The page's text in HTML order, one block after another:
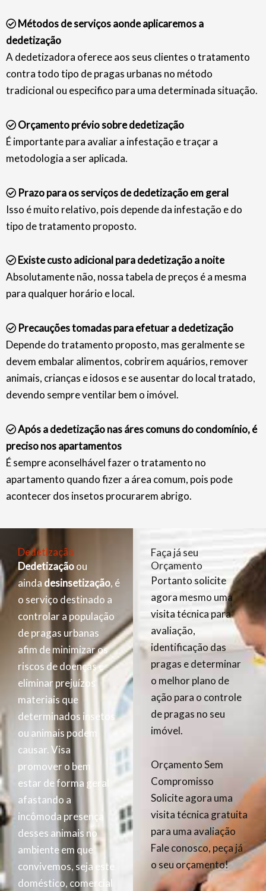
Métodos de serviços aonde aplicaremos a
dedetização
A dedetizadora oferece aos seus clientes o tratamento
contra todo tipo de pragas urbanas no método
tradicional ou especifico para uma determinada situação.
Orçamento prévio sobre dedetização
É importante para avaliar a infestação e traçar a
metodologia a ser aplicada.
Prazo para os serviços de dedetização em geral
Isso é muito relativo, pois depende da infestação e do
tipo de tratamento proposto.
Existe custo adicional para dedetização a noite
Absolutamente não, nossa tabela de preços é a mesma
para qualquer horário e local.
Precauções tomadas para efetuar a dedetização
Depende do tratamento proposto, mas geralmente se
devem embalar alimentos, cobrirem aquários, remover
animais, crianças e idosos e se ausentar do local tratado,
devendo sempre ventilar bem o imóvel.
Após a dedetização nas áres comuns do condomínio, é
preciso nos apartamentos
É sempre aconselhável fazer o tratamento no
apartamento quando fizer a área comum, pois pode
acontecer dos insetos procurarem abrigo.
Dedetização
Dedetizaçãoou
ainda desinsetização, é
o serviço destinado a
controlar a população
de pragas urbanas
afim de minimizar os
riscos de doenças e
eliminar prejuízos
materiais que
determinados insetos
ou animais podem
causar. Visa
promover o bem
estar de forma geral
afastando a
incômoda presença
desses animais no
ambiente em que
convivemos, seja este
doméstico, comercial
Faça já seu
Orçamento
Portanto solicite
agora mesmo uma
visita técnica para
avaliação,
identificação das
pragas e determinar
o melhor plano de
ação para o controle
de pragas no seu
imóvel.
Orçamento Sem
Compromisso
Solicite agora uma
visita técnica gratuita
para uma avaliação
Fale conosco, peça já
o seu orçamento!